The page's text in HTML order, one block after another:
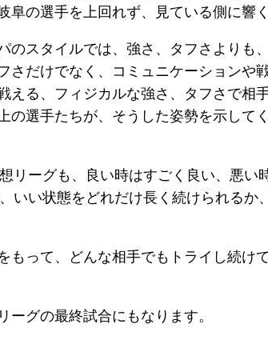
の選手を上回れず、見ている側に響
のスタイルでは、強さ、タフさよりも
さだけでなく、コミュニケーション
える、フィジカルな強さ、タフさで
の選手たちが、そうした姿勢を示し
リーグも、良い時はすごく良い、悪
いい状態をどれだけ長く続けられる
もって、どんな相手でもトライし続
グの最終試合にもなります。